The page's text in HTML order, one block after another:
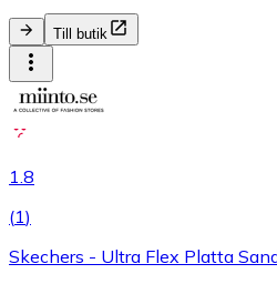
Till butik
1.8
(1)
Skechers - Ultra Flex Platta